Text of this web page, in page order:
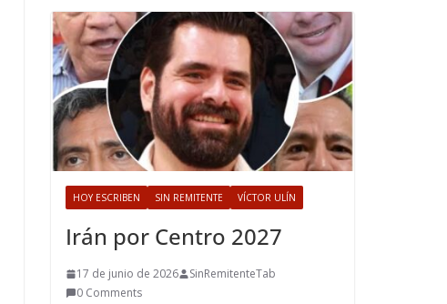
HOY ESCRIBEN SIN REMITENTE VÍCTOR ULÍN
Irán por Centro 2027
17 de junio de 2026
SinRemitenteTab
0 Comments